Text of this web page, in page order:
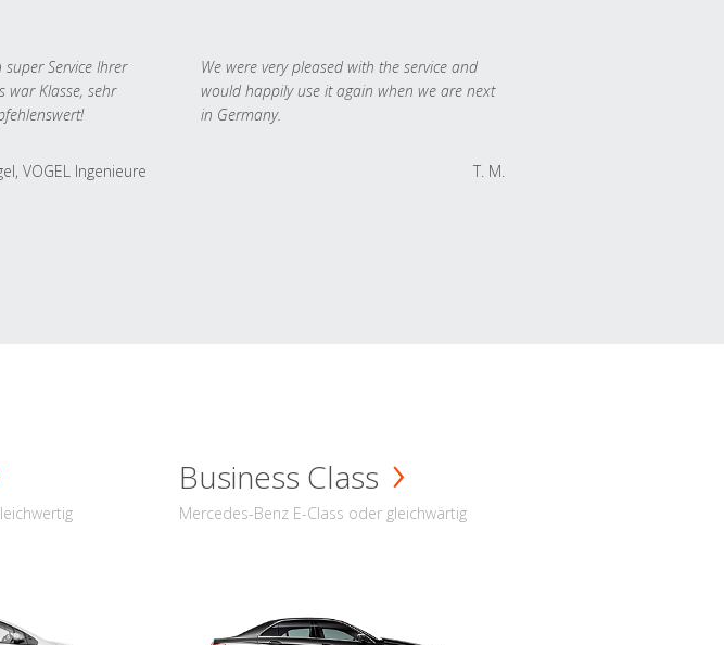
Service Ihrer
war Klasse, sehr
VOGEL Ingenieure
We were very pleased with the service and
would happily use it again when we are next
in Germany.
T. M.
Business Class
Mercedes-Benz E-Class oder gleichwärtig